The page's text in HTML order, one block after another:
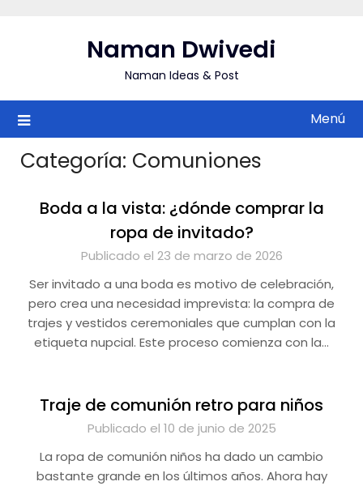
Naman Dwivedi
Naman Ideas & Post
Menú
Categoría: Comuniones
Boda a la vista: ¿dónde comprar la
ropa de invitado?
Publicado el 23 de marzo de 2026
Ser invitado a una boda es motivo de celebración,
pero crea una necesidad imprevista: la compra de
trajes y vestidos ceremoniales que cumplan con la
etiqueta nupcial. Este proceso comienza con la…
Traje de comunión retro para niños
Publicado el 10 de junio de 2025
La ropa de comunión niños ha dado un cambio
bastante grande en los últimos años. Ahora hay